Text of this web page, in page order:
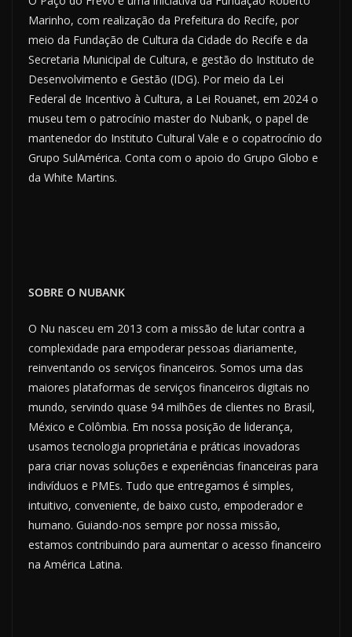
Marinho, com realização da Prefeitura do Recife, por
meio da Fundação de Cultura da Cidade do Recife e da
Secretaria Municipal de Cultura, e gestão do Instituto de
Desenvolvimento e Gestão (IDG). Por meio da Lei
Federal de Incentivo à Cultura, a Lei Rouanet, em 2024 o
museu tem o patrocínio master do Nubank, o papel de
mantenedor do Instituto Cultural Vale e o copatrocínio do
Grupo SulAmérica. Conta com o apoio do Grupo Globo e
da White Martins.
SOBRE O NUBANK
O Nu nasceu em 2013 com a missão de lutar contra a
complexidade para empoderar pessoas diariamente,
reinventando os serviços financeiros. Somos uma das
maiores plataformas de serviços financeiros digitais no
mundo, servindo quase 94 milhões de clientes no Brasil,
México e Colômbia. Em nossa posição de liderança,
usamos tecnologia proprietária e práticas inovadoras
para criar novas soluções e experiências financeiras para
indivíduos e PMEs. Tudo que entregamos é simples,
intuitivo, conveniente, de baixo custo, empoderador e
humano. Guiando-nos sempre por nossa missão,
estamos contribuindo para aumentar o acesso financeiro
na América Latina.